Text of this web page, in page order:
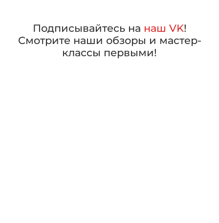
Подписывайтесь на наш VK!
Смотрите наши обзоры и мастер-
классы первыми!